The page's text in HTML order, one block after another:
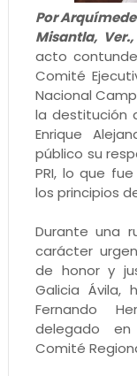
Por
Misantla, Ver.,
acto
Comité
Nacional
la destitución
Enrique
público su
PRI, lo que
los principios
Durante una
carácter
de honor y
Galicia Ávila,
Fernando
delegado
Comité